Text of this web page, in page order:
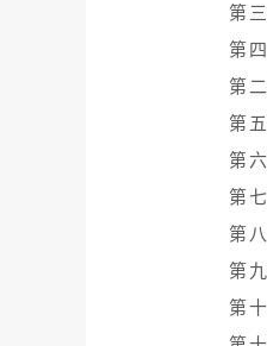
第
第
第
第
第
第
第
第
第